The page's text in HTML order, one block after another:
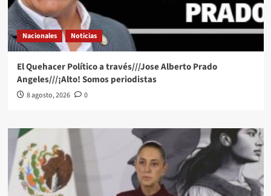
Nacionales Noticias
El Quehacer Político a través///Jose Alberto Prado
Angeles///¡Alto! Somos periodistas
8 agosto, 2026 0